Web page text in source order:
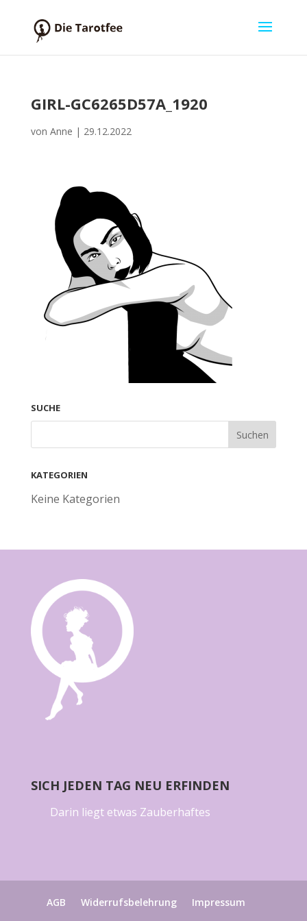
GIRL-GC6265D57A_1920
von Anne | 29.12.2022
SUCHE
KATEGORIEN
Keine Kategorien
SICH JEDEN TAG NEU ERFINDEN
Darin liegt etwas Zauberhaftes
AGB Widerrufsbelehrung
Impressum